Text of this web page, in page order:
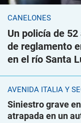
CANELONES
Un policía de
de reglamento
en el río Santa
AVENIDA ITALIA Y
Siniestro grave
atrapada en un